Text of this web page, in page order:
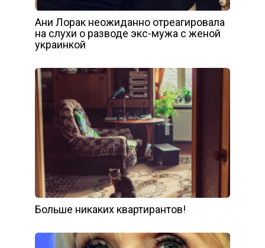
Ани Лорак неожиданно отреагировала
на слухи о разводе экс-мужа с женой
украинкой
Больше никаких квартирантов!